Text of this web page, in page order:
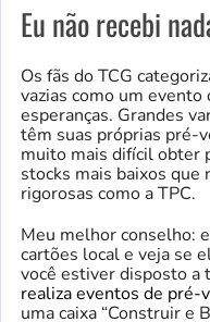
Eu não recebi
Os fãs do TCG
vazias como um evento
esperanças. Grandes
têm suas próprias pré-
muito mais difícil obter
stocks mais baixos
rigorosas como a TPC.
Meu melhor conselho:
cartões local e veja se
você estiver disposto a
realiza eventos de pré-
uma caixa “Construir e